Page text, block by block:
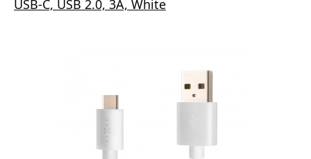
USB-C, USB 2.0, 3A, White